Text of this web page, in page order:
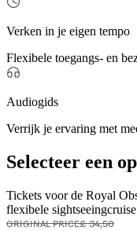
Verken in je eigen tempo
Flexibele toegangs- en
Audiogids
Verrijk je ervaring met
Selecteer een
Tickets voor de Royal
flexibele sightseeingcruise
ORIGINAL PRICE£ 34,50